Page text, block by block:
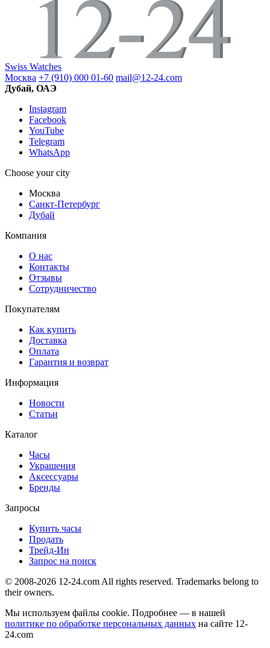
Swiss Watches
Москва +7 (910) 000 01-60 mail@12-24.com
Дубай, ОАЭ
Instagram
Facebook
YouTube
Telegram
WhatsApp
Choose your city
Москва
Санкт-Петербург
Дубай
Компания
О нас
Контакты
Отзывы
Сотрудничество
Покупателям
Как купить
Доставка
Оплата
Гарантия и возврат
Информация
Новости
Статьи
Каталог
Часы
Украшения
Аксессуары
Бренды
Запросы
Купить часы
Продать
Трейд-Ин
Запрос на поиск
© 2008-2026 12-24.com All rights reserved. Trademarks belong to
their owners.
Мы используем файлы cookie. Подробнее — в нашей
политике по обработке персональных данных на сайте 12-
24.com